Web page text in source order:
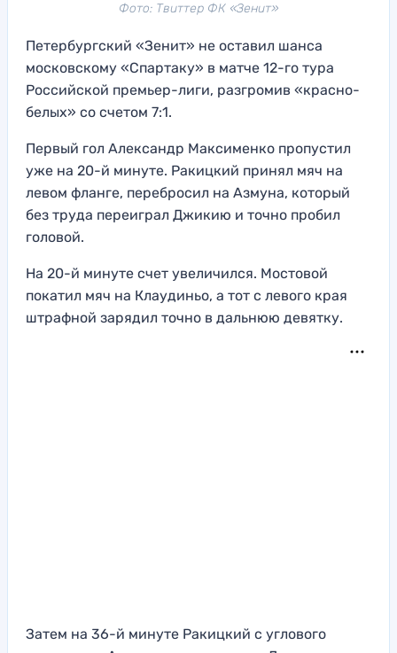
Фото: Твиттер ФК «Зенит»
Петербургский «Зенит» не оставил шанса
московскому «Спартаку» в матче 12-го тура
Российской премьер-лиги, разгромив «красно-
белых» со счетом 7:1.
Первый гол Александр Максименко пропустил
уже на 20-й минуте. Ракицкий принял мяч на
левом фланге, перебросил на Азмуна, который
без труда переиграл Джикию и точно пробил
головой.
На 20-й минуте счет увеличился. Мостовой
покатил мяч на Клаудиньо, а тот с левого края
штрафной зарядил точно в дальнюю девятку.
Затем на 36-й минуте Ракицкий с углового